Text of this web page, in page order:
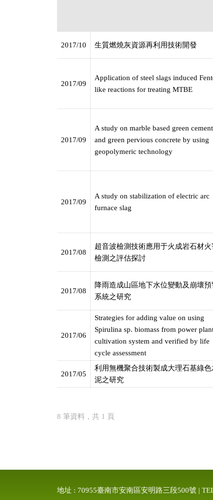
2006年
5件
件
2003年
件
2001年 1件
件
1997年 1 件
2017/10 生質燃燒灰資源再利用技術開發
2017/09
Application of steel slags induced
like reactions for treating MTBE
2017/09
A study on marble based green cement
and green pervious concrete by using
geopolymeric technology
2017/09
A study on stabilization of electric arc
furnace slag
2017/08
超音波檢測技術應用于火成岩石材火
檢測之評估探討
2017/08
降雨造成山區地下水位變動及崩壞預
系統之研究
2017/06
Strategies for adding value on using
Spirulina sp. biomass from power
cultivation system and verified by life
cycle assessment
2017/05
利用無機聚合技術製成大理石基綠色
泥之研究
8 筆資料，共 1 頁
地址 : 70955臺南市安南區安明路三段500號 |